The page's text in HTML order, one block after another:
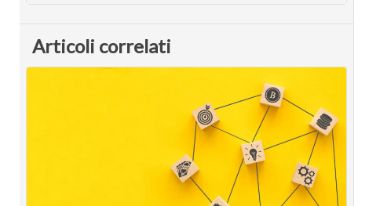
Articoli correlati